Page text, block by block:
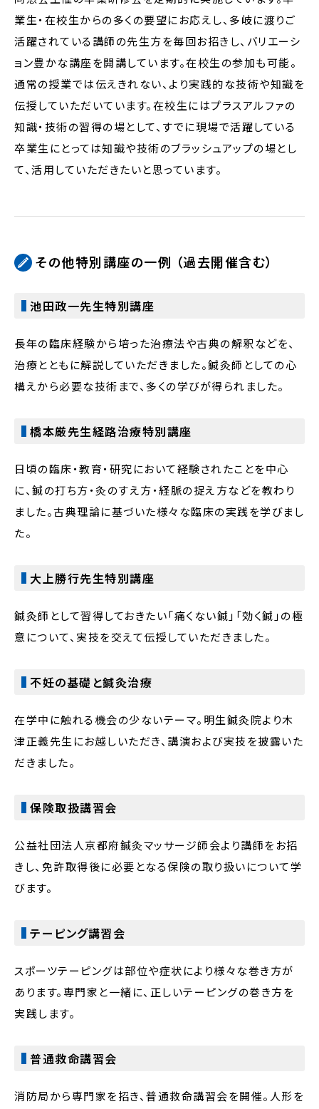
業生・在校生からの多くの要望にお応えし、多岐に渡りご
活躍されている講師の先生方を毎回お招きし、バリエーシ
ョン豊かな講座を開講しています。在校生の参加も可能。
通常の授業では伝えきれない、より実践的な技術や知識を
伝授していただいています。在校生にはプラスアルファの
知識・技術の習得の場として、すでに現場で活躍している
卒業生にとっては知識や技術のブラッシュアップの場とし
て、活用していただきたいと思っています。
その他特別講座の一例 （過去開催含む）
池田政一先生特別講座
長年の臨床経験から培った治療法や古典の解釈などを、
治療とともに解説していただきました。鍼灸師としての心
構えから必要な技術まで、多くの学びが得られました。
橋本厳先生経路治療特別講座
日頃の臨床・教育・研究において経験されたことを中心
に、鍼の打ち方・灸のすえ方・経脈の捉え方などを教わり
ました。古典理論に基づいた様々な臨床の実践を学びまし
た。
大上勝行先生特別講座
鍼灸師として習得しておきたい「痛くない鍼」「効く鍼」の極
意について、実技を交えて伝授していただきました。
不妊の基礎と鍼灸治療
在学中に触れる機会の少ないテーマ。明生鍼灸院より木
津正義先生にお越しいただき、講演および実技を披露いた
だきました。
保険取扱講習会
公益社団法人京都府鍼灸マッサージ師会より講師をお招
きし、免許取得後に必要となる保険の取り扱いについて学
びます。
テーピング講習会
スポーツテーピングは部位や症状により様々な巻き方が
あります。専門家と一緒に、正しいテーピングの巻き方を
実践します。
普通救命講習会
消防局から専門家を招き、普通救命講習会を開催。人形を